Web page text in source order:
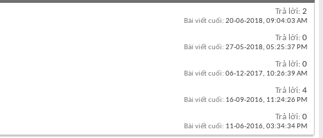
Trả lời: 2
Bài viết cuối: 20-06-2018, 09:04:03 AM
Trả lời: 0
Bài viết cuối: 27-05-2018, 05:25:37 PM
Trả lời: 0
Bài viết cuối: 06-12-2017, 10:26:39 AM
Trả lời: 4
Bài viết cuối: 16-09-2016, 11:24:26 PM
Trả lời: 0
Bài viết cuối: 11-06-2016, 03:34:34 PM